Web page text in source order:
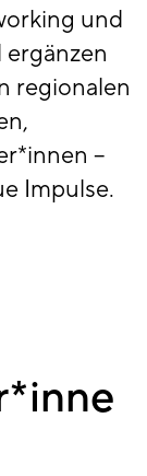
und
regionalen
–
Impulse.